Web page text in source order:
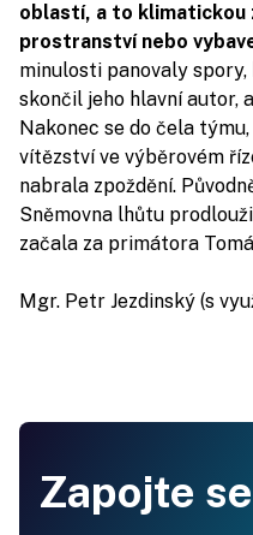
oblastí, a to klimatickou
prostranství nebo
minulosti panovaly
skončil jeho hlavní autor,
Nakonec se do čela
vítězství ve výběrovém
nabrala zpoždění.
Sněmovna lhůtu
začala za primátora
Mgr. Petr Jezdinský (s
Zapojte